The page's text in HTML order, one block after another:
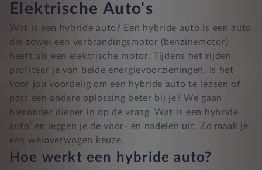
Elektrische Auto's
Wat is een hybride auto? Een hybride auto is een auto
die zowel een verbrandingsmotor (benzinemotor)
heeft als een elektrische motor. Tijdens het rijden
profiteer je van beide energievoorzieningen. Is het
voor jou voordelig om een hybride auto te leasen of
past een andere oplossing beter bij je? We gaan
hieronder dieper in op de vraag 'Wat is een hybride
auto' en leggen je de voor- en nadelen uit. Zo maak je
een weloverwogen keuze.
Hoe werkt een hybride auto?